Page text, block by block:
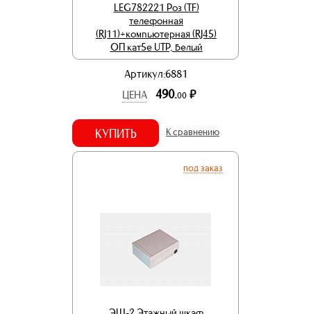
LEG782221 Роз (TF)
телефонная
(RJ11)+компьютерная (RJ45)
ОП кат5е UTP, белый
Артикул:6881
ЦЕНА
490.00 р.
КУПИТЬ К сравнению
под заказ